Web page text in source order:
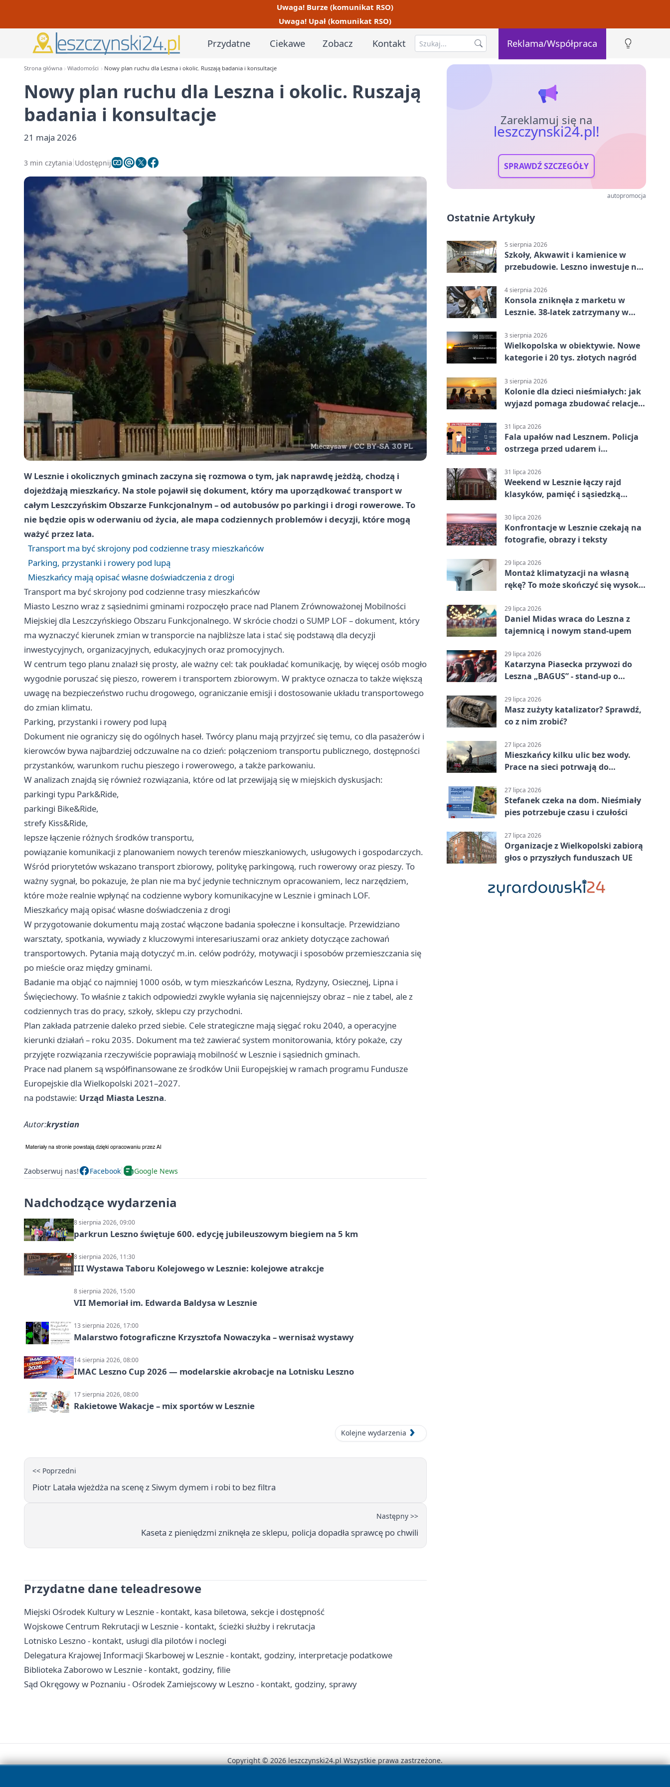
Uwaga! Burze (komunikat RSO)
Uwaga! Upał (komunikat RSO)
Przydatne Ciekawe Zobacz Kontakt Reklama/Współpraca
Strona główna Wiadomości Nowy plan ruchu dla Leszna i okolic. Ruszają badania i konsultacje
Nowy plan ruchu dla Leszna i okolic. Ruszają
badania i konsultacje
21 maja 2026
3 min czytania Udostępnij
W Lesznie i okolicznych gminach zaczyna się rozmowa o tym, jak naprawdę jeżdżą, chodzą i
dojeżdżają mieszkańcy. Na stole pojawił się dokument, który ma uporządkować transport w
całym Leszczyńskim Obszarze Funkcjonalnym – od autobusów po parkingi i drogi rowerowe. To
nie będzie opis w oderwaniu od życia, ale mapa codziennych problemów i decyzji, które mogą
ważyć przez lata.
Transport ma być skrojony pod codzienne trasy mieszkańców
Parking, przystanki i rowery pod lupą
Mieszkańcy mają opisać własne doświadczenia z drogi
Transport ma być skrojony pod codzienne trasy mieszkańców
Miasto Leszno wraz z sąsiednimi gminami rozpoczęło prace nad Planem Zrównoważonej Mobilności
Miejskiej dla Leszczyńskiego Obszaru Funkcjonalnego. W skrócie chodzi o SUMP LOF – dokument, który
ma wyznaczyć kierunek zmian w transporcie na najbliższe lata i stać się podstawą dla decyzji
inwestycyjnych, organizacyjnych, edukacyjnych oraz promocyjnych.
W centrum tego planu znalazł się prosty, ale ważny cel: tak poukładać komunikację, by więcej osób mogło
wygodnie poruszać się pieszo, rowerem i transportem zbiorowym. W praktyce oznacza to także większą
uwagę na bezpieczeństwo ruchu drogowego, ograniczanie emisji i dostosowanie układu transportowego
do zmian klimatu.
Parking, przystanki i rowery pod lupą
Dokument nie ograniczy się do ogólnych haseł. Twórcy planu mają przyjrzeć się temu, co dla pasażerów i
kierowców bywa najbardziej odczuwalne na co dzień: połączeniom transportu publicznego, dostępności
przystanków, warunkom ruchu pieszego i rowerowego, a także parkowaniu.
W analizach znajdą się również rozwiązania, które od lat przewijają się w miejskich dyskusjach:
parkingi typu Park&Ride,
parkingi Bike&Ride,
strefy Kiss&Ride,
lepsze łączenie różnych środków transportu,
powiązanie komunikacji z planowaniem nowych terenów mieszkaniowych, usługowych i gospodarczych.
Wśród priorytetów wskazano transport zbiorowy, politykę parkingową, ruch rowerowy oraz pieszy. To
ważny sygnał, bo pokazuje, że plan nie ma być jedynie technicznym opracowaniem, lecz narzędziem,
które może realnie wpłynąć na codzienne wybory komunikacyjne w Lesznie i gminach LOF.
Mieszkańcy mają opisać własne doświadczenia z drogi
W przygotowanie dokumentu mają zostać włączone badania społeczne i konsultacje. Przewidziano
warsztaty, spotkania, wywiady z kluczowymi interesariuszami oraz ankiety dotyczące zachowań
transportowych. Pytania mają dotyczyć m.in. celów podróży, motywacji i sposobów przemieszczania się
po mieście oraz między gminami.
Badanie ma objąć co najmniej 1000 osób, w tym mieszkańców Leszna, Rydzyny, Osiecznej, Lipna i
Święciechowy. To właśnie z takich odpowiedzi zwykle wyłania się najcenniejszy obraz – nie z tabel, ale z
codziennych tras do pracy, szkoły, sklepu czy przychodni.
Plan zakłada patrzenie daleko przed siebie. Cele strategiczne mają sięgać roku 2040, a operacyjne
kierunki działań – roku 2035. Dokument ma też zawierać system monitorowania, który pokaże, czy
przyjęte rozwiązania rzeczywiście poprawiają mobilność w Lesznie i sąsiednich gminach.
Prace nad planem są współfinansowane ze środków Unii Europejskiej w ramach programu Fundusze
Europejskie dla Wielkopolski 2021–2027.
na podstawie: Urząd Miasta Leszna.
Autor:krystian
Zaobserwuj nas! Facebook Google News
Nadchodzące wydarzenia
8 sierpnia 2026, 09:00
parkrun Leszno świętuje 600. edycję jubileuszowym biegiem na 5 km
8 sierpnia 2026, 11:30
III Wystawa Taboru Kolejowego w Lesznie: kolejowe atrakcje
8 sierpnia 2026, 15:00
VII Memoriał im. Edwarda Baldysa w Lesznie
13 sierpnia 2026, 17:00
Malarstwo fotograficzne Krzysztofa Nowaczyka – wernisaż wystawy
14 sierpnia 2026, 08:00
IMAC Leszno Cup 2026 — modelarskie akrobacje na Lotnisku Leszno
17 sierpnia 2026, 08:00
Rakietowe Wakacje – mix sportów w Lesznie
Kolejne wydarzenia
<< Poprzedni
Piotr Latała wjeżdża na scenę z Siwym dymem i robi to bez filtra
Następny >>
Kaseta z pieniędzmi zniknęła ze sklepu, policja dopadła sprawcę po chwili
Przydatne dane teleadresowe
Miejski Ośrodek Kultury w Lesznie - kontakt, kasa biletowa, sekcje i dostępność
Wojskowe Centrum Rekrutacji w Lesznie - kontakt, ścieżki służby i rekrutacja
Lotnisko Leszno - kontakt, usługi dla pilotów i noclegi
Delegatura Krajowej Informacji Skarbowej w Lesznie - kontakt, godziny, interpretacje podatkowe
Biblioteka Zaborowo w Lesznie - kontakt, godziny, filie
Sąd Okręgowy w Poznaniu - Ośrodek Zamiejscowy w Leszno - kontakt, godziny, sprawy
Zareklamuj się na
leszczynski24.pl!
SPRAWDŹ SZCZEGÓŁY
autopromocja
Ostatnie Artykuły
5 sierpnia 2026
Szkoły, Akwawit i kamienice w
przebudowie. Leszno inwestuje na
4 sierpnia 2026
Konsola zniknęła z marketu w
Lesznie. 38-latek zatrzymany w
3 sierpnia 2026
Wielkopolska w obiektywie. Nowe
kategorie i 20 tys. złotych nagród
3 sierpnia 2026
Kolonie dla dzieci nieśmiałych: jak
wyjazd pomaga zbudować relacje z
31 lipca 2026
Fala upałów nad Lesznem. Policja
ostrzega przed udarem i
31 lipca 2026
Weekend w Lesznie łączy rajd
klasyków, pamięć i sąsiedzką
30 lipca 2026
Konfrontacje w Lesznie czekają na
fotografie, obrazy i teksty
29 lipca 2026
Montaż klimatyzacji na własną
rękę? To może skończyć się wysoką
29 lipca 2026
Daniel Midas wraca do Leszna z
tajemnicą i nowym stand-upem
29 lipca 2026
Katarzyna Piasecka przywozi do
Leszna „BAGUS” - stand-up o
29 lipca 2026
Masz zużyty katalizator? Sprawdź,
co z nim zrobić?
27 lipca 2026
Mieszkańcy kilku ulic bez wody.
Prace na sieci potrwają do
27 lipca 2026
Stefanek czeka na dom. Nieśmiały
pies potrzebuje czasu i czułości
27 lipca 2026
Organizacje z Wielkopolski zabiorą
głos o przyszłych funduszach UE
Copyright © 2026 leszczynski24.pl Wszystkie prawa zastrzeżone.